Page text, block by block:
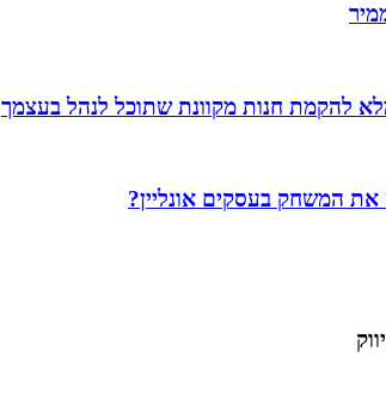
להקמת חנות מקוונת שתוכל לנהל בעצמך
את המשחק בעסקים אונליין?